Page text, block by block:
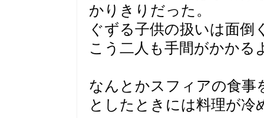
かりきりだった。
ぐずる子供の扱いは面倒
こう二人も手間がかかる
なんとかスフィアの食事
としたときには料理が冷